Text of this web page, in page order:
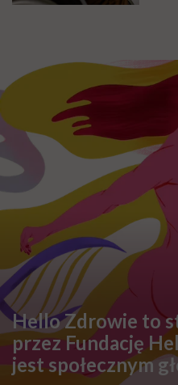
Hello Zdrowie to
przez Fundację
jest społecznym